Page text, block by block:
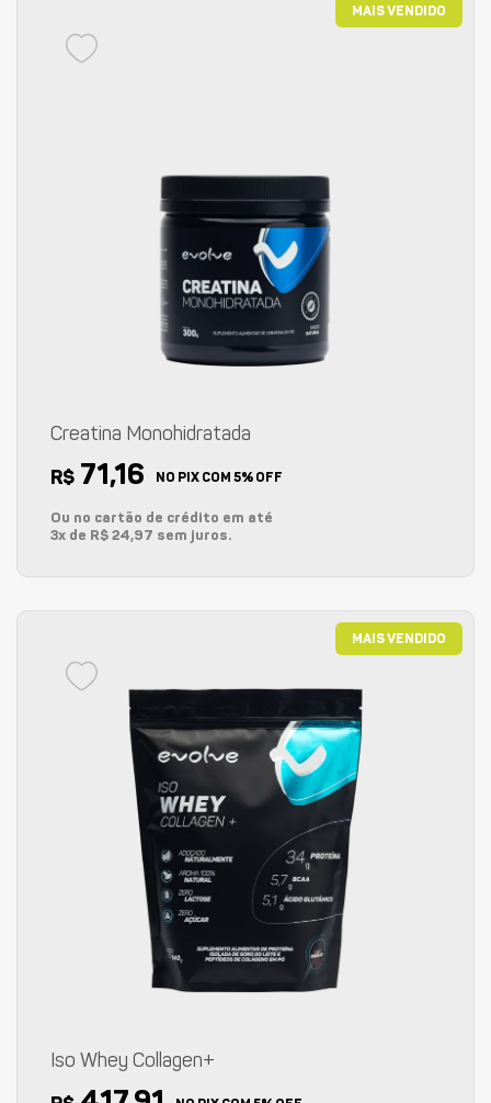
MAIS VENDIDO
Creatina Monohidratada
R$ 71,16 NO PIX COM 5% OFF
Ou no cartão de crédito em até
3x de R$ 24,97 sem juros.
MAIS VENDIDO
Iso Whey Collagen+